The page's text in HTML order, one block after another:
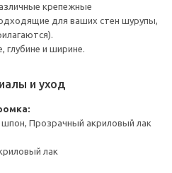
крепежные
для ваших стен шурупы,
глубине и ширине.
и уход
Прозрачный акриловый лак
лак